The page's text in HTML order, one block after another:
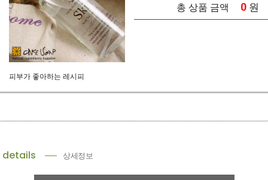
피부가 좋아하는 레시피
총 상품 금액 0 원
details 상세정보